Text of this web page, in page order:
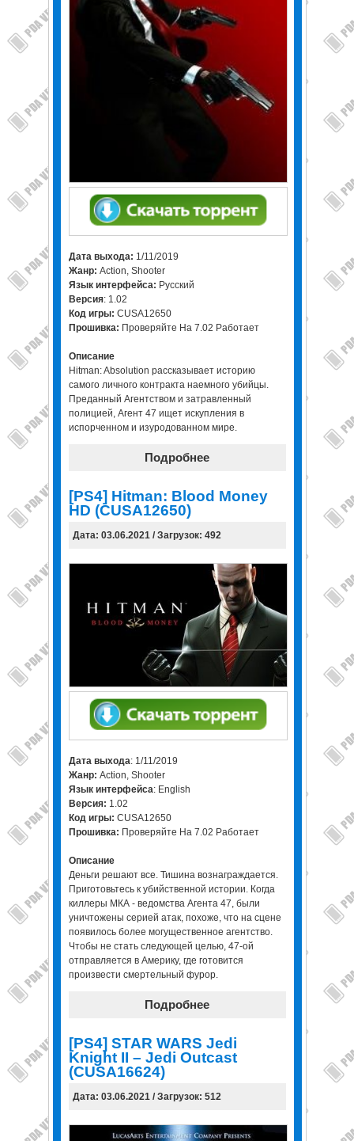
Дата выхода: 1/11/2019
Жанр: Action, Shooter
Язык интерфейса: Русский
Версия: 1.02
Код игры: CUSA12650
Прошивка: Проверяйте На 7.02 Работает
Описание
Hitman: Absolution рассказывает историю
самого личного контракта наемного убийцы.
Преданный Агентством и затравленный
полицией, Агент 47 ищет искупления в
испорченном и изуродованном мире.
Подробнее
[PS4] Hitman: Blood Money
HD (CUSA12650)
Дата: 03.06.2021 / Загрузок: 492
Дата выхода: 1/11/2019
Жанр: Action, Shooter
Язык интерфейса: English
Версия: 1.02
Код игры: CUSA12650
Прошивка: Проверяйте На 7.02 Работает
Описание
Деньги решают все. Тишина вознаграждается.
Приготовьтесь к убийственной истории. Когда
киллеры МКА - ведомства Агента 47, были
уничтожены серией атак, похоже, что на сцене
появилось более могущественное агентство.
Чтобы не стать следующей целью, 47-ой
отправляется в Америку, где готовится
произвести смертельный фурор.
Подробнее
[PS4] STAR WARS Jedi
Knight II – Jedi Outcast
(CUSA16624)
Дата: 03.06.2021 / Загрузок: 512